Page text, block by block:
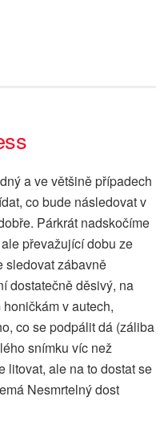
a ve většině případech
co bude následovat v
Párkrát nadskočíme
převažující dobu ze
sledovat zábavně
dostatečně děsivý, na
v autech,
co se podpálit dá (záliba
snímku víc než
litovat, ale na to dostat se
Nesmrtelný dost